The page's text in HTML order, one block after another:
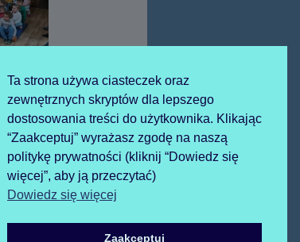
Następny
artykół:
2025-10-07 różaniec
Ta strona używa ciasteczek oraz
zewnętrznych skryptów dla lepszego
dostosowania treści do użytkownika. Klikając
“Zaakceptuj” wyrażasz zgodę na naszą
politykę prywatności (kliknij “Dowiedz się
więcej”, aby ją przeczytać)
Dowiedz się więcej
Zaakceptuj